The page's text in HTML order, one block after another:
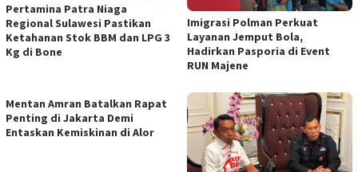
Pertamina Patra Niaga
Regional Sulawesi Pastikan
Ketahanan Stok BBM dan LPG 3
Kg di Bone
Imigrasi Polman Perkuat
Layanan Jemput Bola,
Hadirkan Pasporia di Event
RUN Majene
Mentan Amran Batalkan Rapat
Penting di Jakarta Demi
Entaskan Kemiskinan di Alor